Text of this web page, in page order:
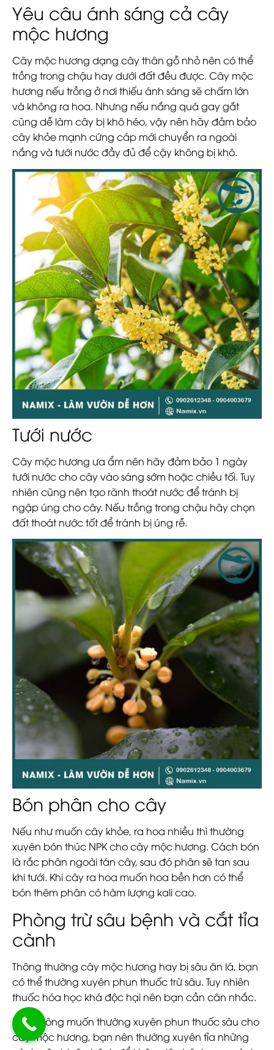
Yêu câu ánh sáng cả cây
mộc hương
Cây mộc hương dạng cây thân gỗ nhỏ nên có thể
trồng trong chậu hay dưới đất đều được. Cây mộc
hương nếu trồng ở nơi thiếu ánh sáng sẽ chấm lớn
và không ra hoa. Nhưng nếu nắng quá gay gắt
cũng dễ làm cây bị khô héo, vậy nên hãy đảm bảo
cây khỏe mạnh cứng cáp mới chuyển ra ngoài
nắng và tưới nước đầy đủ để cậy không bị khô.
Tưới nước
Cây mộc hương ưa ẩm nên hãy đảm bảo 1 ngày
tưới nước cho cây vào sáng sớm hoặc chiều tối. Tuy
nhiên cũng nên tạo rãnh thoát nước để tránh bị
ngập úng cho cây. Nếu trồng trong chậu hãy chọn
đất thoát nước tốt để tránh bị úng rễ.
Bón phân cho cây
Nếu như muốn cây khỏe, ra hoa nhiều thì thường
xuyên bón thúc NPK cho cây mộc hương. Cách bón
là rắc phân ngoài tán cây, sau đó phân sẽ tan sau
khi tưới. Khi cây ra hoa muốn hoa bền hơn có thể
bón thêm phân có hàm lượng kali cao.
Phòng trừ sâu bệnh và cắt tỉa
cành
Thông thường cây mộc hương hay bị sâu ăn lá, bạn
có thể thường xuyên phun thuốc trừ sâu. Tuy nhiên
thuốc hóa học khá độc hại nên bạn cần cân nhắc.
Nếu không muốn thường xuyên phun thuốc sâu cho
cây mộc hương, bạn nên thường xuyên tỉa những